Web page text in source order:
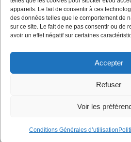
appareils. Le fait de consentir à ces
des données telles que le comportement de
sur ce site. Le fait de ne pas consentir ou de
avoir un effet négatif sur certaines
Accepter
Refuser
Voir les
Conditions Générales d’utilisation
Politique
Conditions Générales